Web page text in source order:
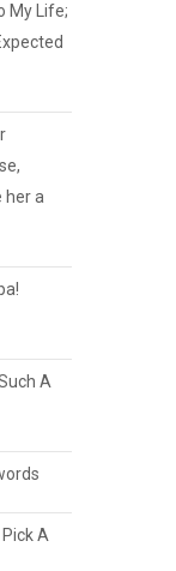
My Life;
her a
A
A